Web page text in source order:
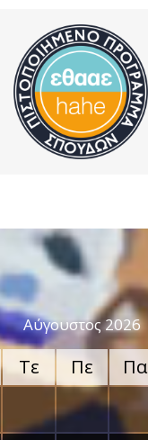
Αύγουστος 2026
Τε Πε Πα